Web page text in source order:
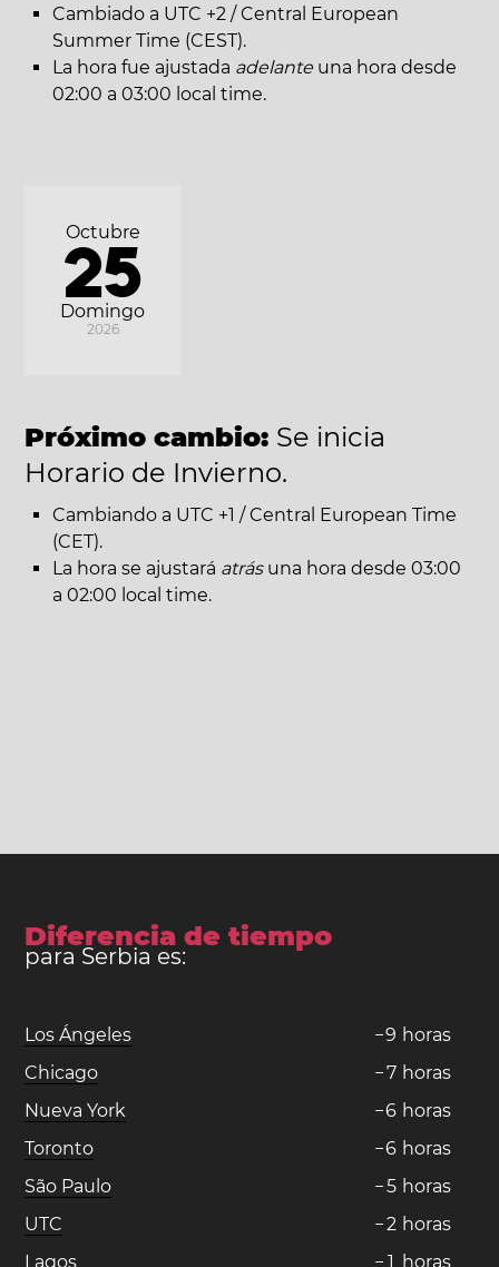
Cambiado a UTC +2 / Central European
Summer Time (CEST).
La hora fue ajustada adelante una hora desde
02:00 a 03:00 local time.
Domingo
Octubre
25
2026
Próximo cambio: Se inicia
Horario de Invierno.
Cambiando a UTC +1 / Central European Time
(CET).
La hora se ajustará atrásuna hora desde 03:00
a 02:00 local time.
Diferencia de tiempo
para Serbia es:
Los Ángeles −9 horas
Chicago
−7 horas
Nueva York
−6 horas
Toronto
−6 horas
São Paulo
−5 horas
UTC
−2 horas
Lagos
− 1 horas